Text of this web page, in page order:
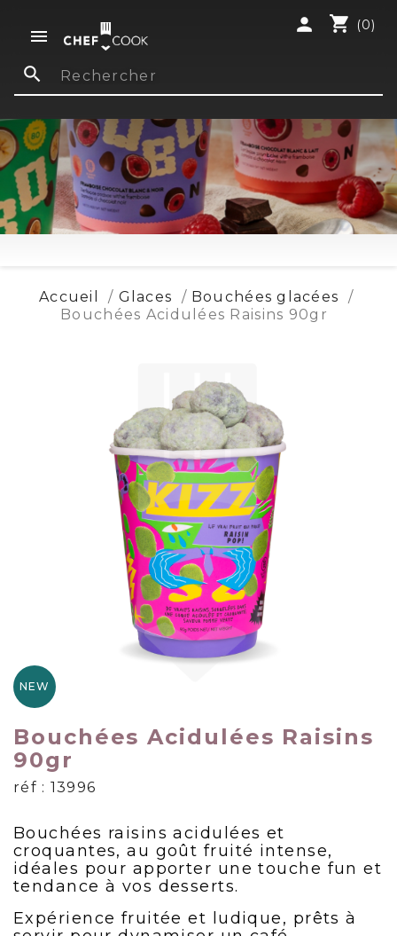

shopping_cart (0)
person
search
Accueil Glaces
Bouchées glacées
Bouchées Acidulées Raisins 90gr
NEW
Bouchées Acidulées Raisins
90gr
réf : 13996
Bouchées raisins acidulées et
croquantes, au goût fruité intense,
idéales pour apporter une touche fun et
tendance à vos desserts.
Expérience fruitée et ludique, prêts à